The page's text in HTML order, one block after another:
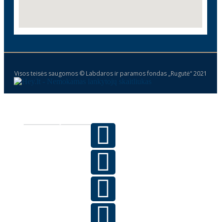
Visos teisės saugomos © Labdaros ir paramos fondas „Rugutė“ 2021